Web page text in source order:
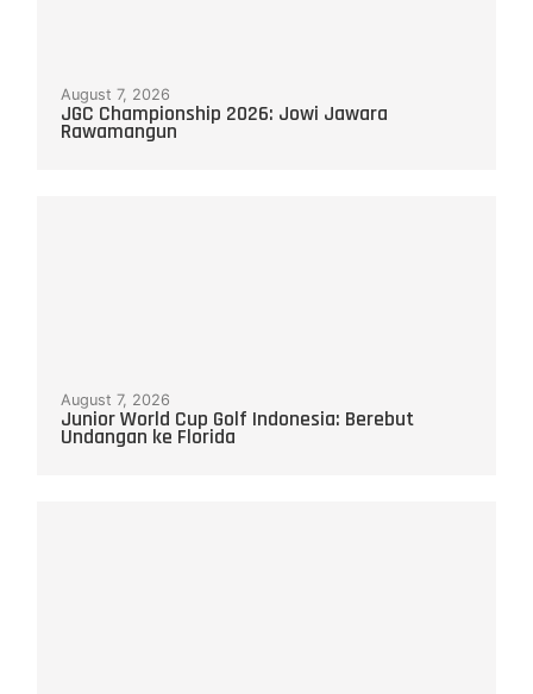
August 7, 2026
JGC Championship 2026: Jowi Jawara
Rawamangun
August 7, 2026
Junior World Cup Golf Indonesia: Berebut
Undangan ke Florida